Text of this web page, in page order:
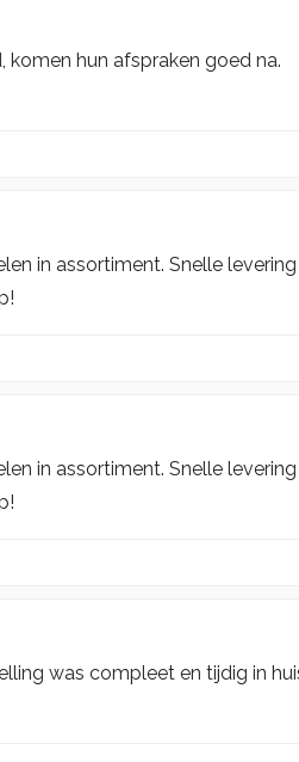
hun afspraken goed na.
in assortiment. Snelle
in assortiment. Snelle
was compleet en tijdig in